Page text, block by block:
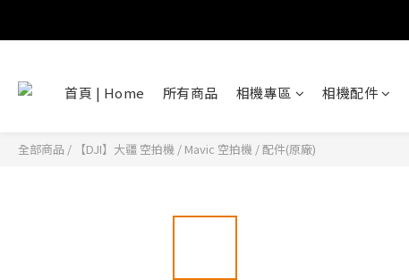
首頁 | Home 所有商品 相機專區 相機配件
全部商品 / 【DJI】大疆 空拍機 / Mavic 空拍機 /配件(原廠)